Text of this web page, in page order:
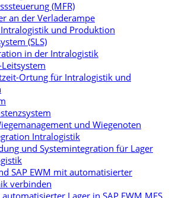
(MFR)
an der Verladerampe
Intralogistik und Produktion
(SLS)
in der Intralogistik
Ortung für Intralogistik und
und Wiegenoten
Intralogistik
und Systemintegration für Lager
SAP EWM mit automatisierter
verbinden
Lager in SAP EWM MFS